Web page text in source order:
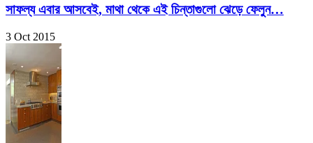
সাফল্য এবার আসবেই, মাথা থেকে এই চিন্তাগুলো ঝেড়ে ফেলুন…
3 Oct 2015